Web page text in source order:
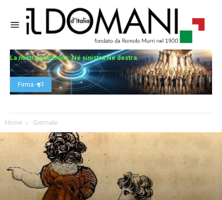
La nostra petizione: Né sinistra Né destra
Firma -
Home Giornale